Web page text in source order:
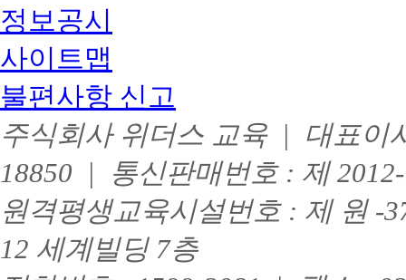
정보공시
사이트맵
불편사항 신고
주식회사 위더스 교육 | 대표이
18850 | 통신판매번호 : 제
원격평생교육시설번호 : 제 원
12 세계빌딩 7층